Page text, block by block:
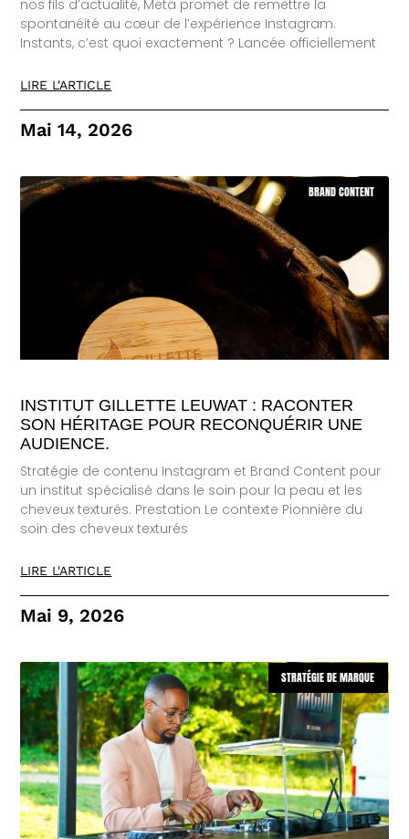
nos fils d’actualité, Meta promet de remettre la
spontanéité au cœur de l’expérience Instagram.
Instants, c’est quoi exactement ? Lancée officiellement
LIRE L'ARTICLE
Mai 14, 2026
BRAND CONTENT
INSTITUT GILLETTE LEUWAT : RACONTER
SON HÉRITAGE POUR RECONQUÉRIR UNE
AUDIENCE.
Stratégie de contenu Instagram et Brand Content pour
un institut spécialisé dans le soin pour la peau et les
cheveux texturés. Prestation Le contexte Pionnière du
soin des cheveux texturés
LIRE L'ARTICLE
Mai 9, 2026
STRATÉGIE DE MARQUE